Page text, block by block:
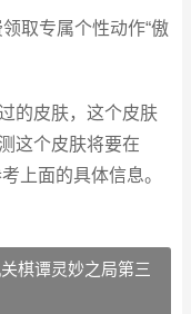
取专属个性动作“傲
的皮肤，这个皮肤
这个皮肤将要在
上面的具体信息。
棋谭灵妙之局第三